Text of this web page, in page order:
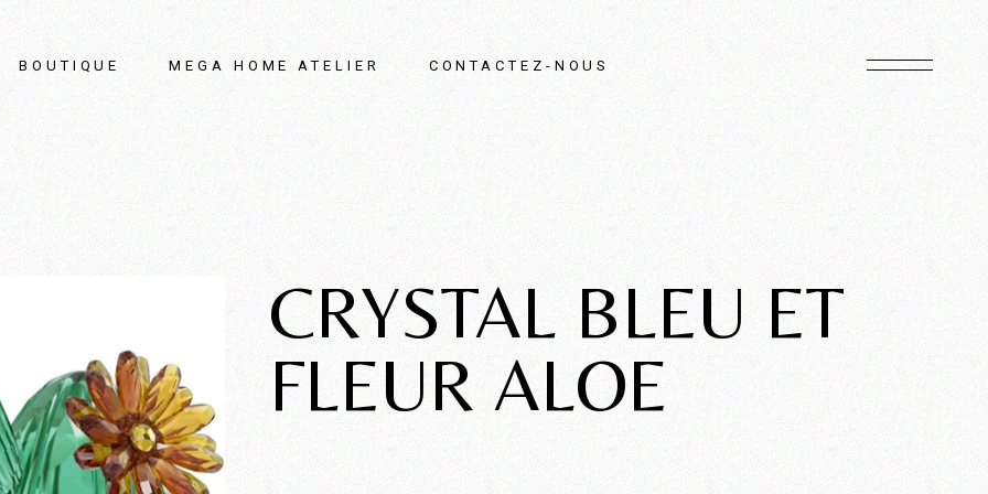
BOUTIQUE MEGA HOME ATELIER CONTACTEZ-NOUS
CRYSTAL BLEU ET
FLEUR ALOE